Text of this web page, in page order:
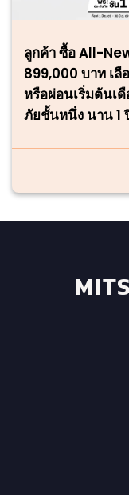
ลูกค้า ซื้อ All-
899,000 บาท เลื
หรือผ่อนเริ่มต้นเ
ภัยชั้นหนึ่ง นาน 1